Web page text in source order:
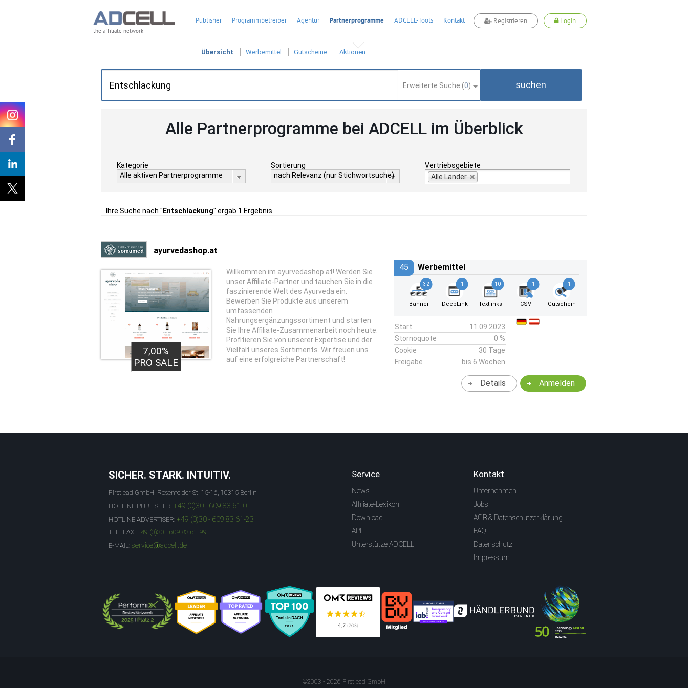
the affiliate network
Publisher Programmbetreiber Agentur Partnerprogramme ADCELL-Tools Kontakt Registrieren Login
Übersicht Werbemittel Gutscheine Aktionen
Erweiterte Suche (0) suchen
Alle Partnerprogramme bei ADCELL im Überblick
Kategorie
Alle aktiven Partnerprogramme
Sortierung
nach Relevanz (nur Stichwortsuche)
Vertriebsgebiete
Alle Länder
Ihre Suche nach " Entschlackung" ergab 1 Ergebnis.
ayurvedashop.at
7,00%
PRO SALE
Willkommen im ayurvedashop.at! Werden Sie
unser Affiliate-Partner und tauchen Sie in die
faszinierende Welt des Ayurveda ein.
Bewerben Sie Produkte aus unserem
umfassenden
Nahrungsergänzungssortiment und starten
Sie Ihre Affiliate-Zusammenarbeit noch heute.
Profitieren Sie von unserer Expertise und der
Vielfalt unseres Sortiments. Wir freuen uns
auf eine erfolgreiche Partnerschaft!
45 Werbemittel
32
Banner
1
DeepLink
10
Textlinks
1
CSV
1
Gutschein
Start
11.09.2023
Stornoquote
0 %
Cookie
30 Tage
Freigabe
bis 6 Wochen
Anmelden
Details
SICHER. STARK. INTUITIV.
Firstlead GmbH, Rosenfelder St. 15-16, 10315 Berlin
HOTLINE PUBLISHER: +49 (0)30 - 609 83 61-0
HOTLINE ADVERTISER: +49 (0)30 - 609 83 61-23
TELEFAX: +49 (0)30 - 609 83 61-99
E-MAIL: service@adcell.de
Service
News
Affiliate-Lexikon
Download
API
Unterstütze ADCELL
Kontakt
Unternehmen
Jobs
AGB & Datenschutzerklärung
FAQ
Datenschutz
Impressum
©2003 - 2026 Firstlead GmbH